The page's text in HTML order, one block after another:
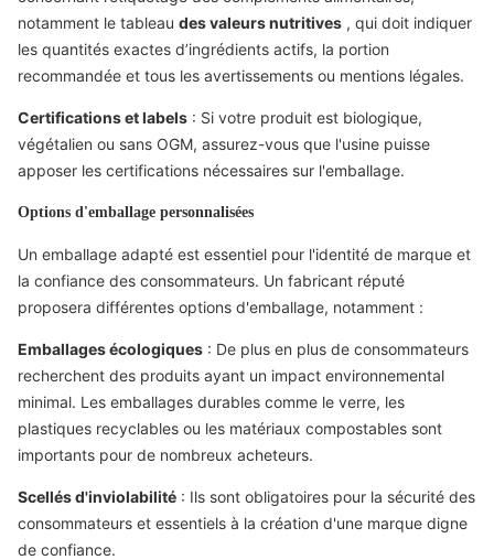
notamment le tableau des valeurs nutritives , qui doit indiquer
les quantités exactes d’ingrédients actifs, la portion
recommandée et tous les avertissements ou mentions légales.
Certifications et labels : Si votre produit est biologique,
végétalien ou sans OGM, assurez-vous que l'usine puisse
apposer les certifications nécessaires sur l'emballage.
Options d'emballage personnalisées
Un emballage adapté est essentiel pour l'identité de marque et
la confiance des consommateurs. Un fabricant réputé
proposera différentes options d'emballage, notamment :
Emballages écologiques : De plus en plus de consommateurs
recherchent des produits ayant un impact environnemental
minimal. Les emballages durables comme le verre, les
plastiques recyclables ou les matériaux compostables sont
importants pour de nombreux acheteurs.
Scellés d'inviolabilité : Ils sont obligatoires pour la sécurité des
consommateurs et essentiels à la création d'une marque digne
de confiance.